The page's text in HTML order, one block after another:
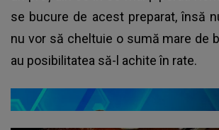
se bucure de acest preparat, însă
nu vor să cheltuie o sumă mare de
au posibilitatea să-l achite în rate.